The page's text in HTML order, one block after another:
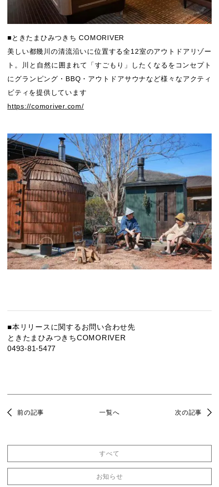
■ときたまひみつきち COMORIVER
美しい都幾川の清流沿いに位置する全12室のアウトドアリゾー
ト。川と自然に囲まれて「すごもり」したくなるをコンセプト
にグランピング・BBQ・アウトドアサウナなど様々なアクティ
ビティを提供しています
https://comoriver.com/
■本リリースに関するお問い合わせ先
ときたまひみつきちCOMORIVER
0493-81-5477
前の記事 一覧へ 次の記事
すべて
お知らせ